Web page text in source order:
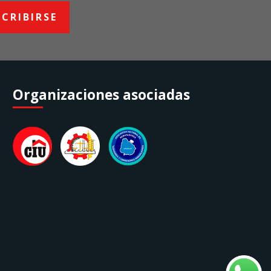
Organizaciones asociadas